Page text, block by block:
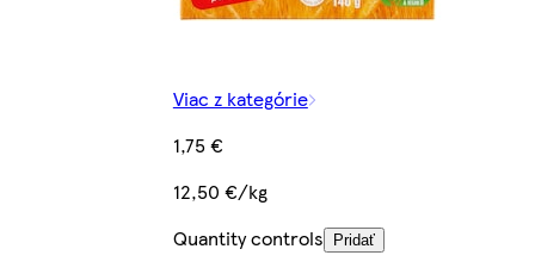
Viac z kategórie
1,75 €
12,50 €/kg
Quantity controls
Pridať